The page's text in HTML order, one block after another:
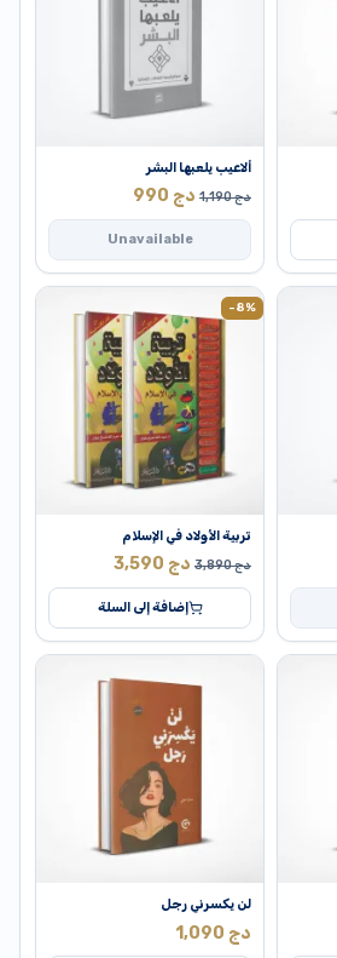
ألاعيب يلعبها البشر
1,190دج 990 دج
Unavailable
-8%
تربية الأولاد في الإسلام
3,890دج 3,590 دج
إضافة إلى السلة
لن يكسرني رجل
1,090 دج